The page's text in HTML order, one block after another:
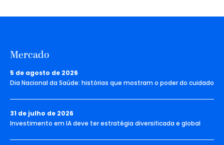
Mercado
5 de agosto de 2026
Dia Nacional da Saúde: histórias que mostram o poder do cuidado
31 de julho de 2026
Investimento em IA deve ter estratégia diversificada e global